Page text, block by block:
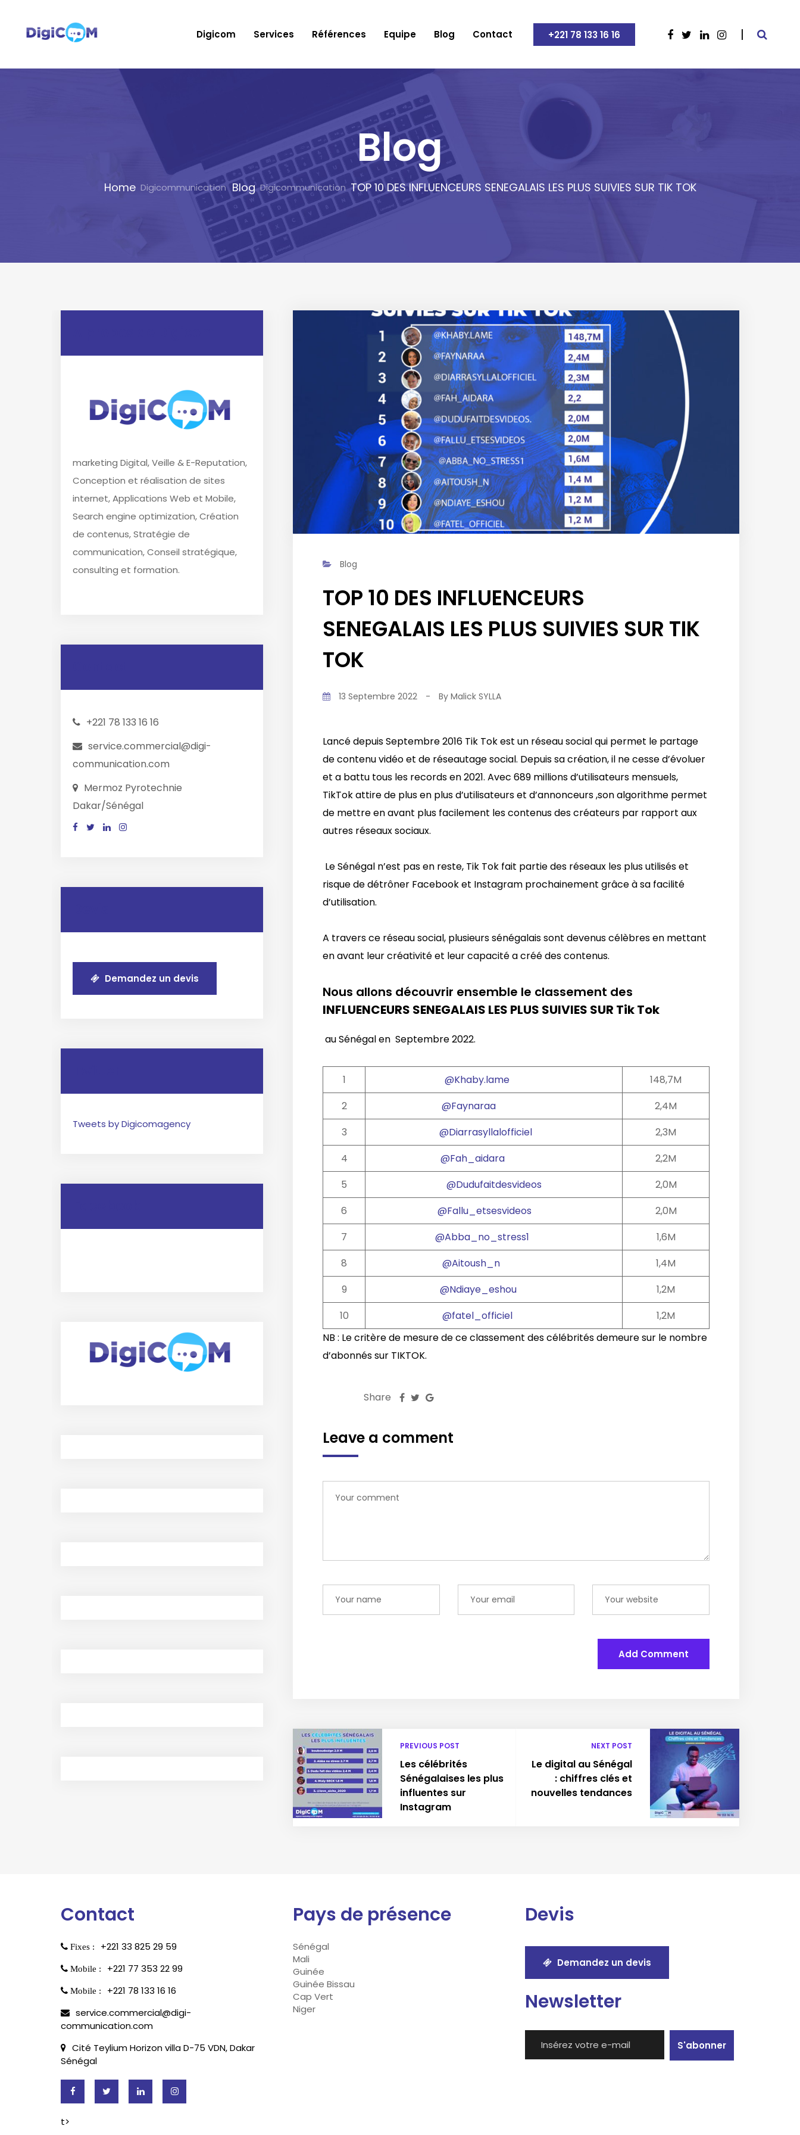
Digicom Services Références Equipe Blog Contact +221 78 133 16 16
Blog
Home Blog TOP 10 DES INFLUENCEURS SENEGALAIS LES PLUS SUIVIES SUR TIK TOK
marketing Digital, Veille & E-Reputation,
Conception et réalisation de sites
internet, Applications Web et Mobile,
Search engine optimization, Création
de contenus, Stratégie de
communication, Conseil stratégique,
consulting et formation.
+221 78 133 16 16
service.commercial@digi-
communication.com
Mermoz Pyrotechnie
Dakar/Sénégal
Demandez un devis
Tweets by Digicomagency
Blog
TOP 10 DES INFLUENCEURS
SENEGALAIS LES PLUS SUIVIES SUR TIK
TOK
13 Septembre 2022 - By Malick SYLLA
Lancé depuis Septembre 2016 Tik Tok est un réseau social qui permet le partage
de contenu vidéo et de réseautage social. Depuis sa création, il ne cesse d’évoluer
et a battu tous les records en 2021. Avec 689 millions d’utilisateurs mensuels,
TikTok attire de plus en plus d’utilisateurs et d’annonceurs ,son algorithme permet
de mettre en avant plus facilement les contenus des créateurs par rapport aux
autres réseaux sociaux.
Le Sénégal n’est pas en reste, Tik Tok fait partie des réseaux les plus utilisés et
risque de détrôner Facebook et Instagram prochainement grâce à sa facilité
d’utilisation.
A travers ce réseau social, plusieurs sénégalais sont devenus célèbres en mettant
en avant leur créativité et leur capacité a créé des contenus.
Nous allons découvrir ensemble le classement des
INFLUENCEURS SENEGALAIS LES PLUS SUIVIES SUR Tik Tok
au Sénégal en Septembre 2022.
1 @Khaby.lame
148,7M
2
@Faynaraa
2,4M
3
@Diarrasyllalofficiel
2,3M
4
@Fah_aidara
2,2M
5
@Dudufaitdesvideos
2,0M
6
@Fallu_etsesvideos
2,0M
7
@Abba_no_stress1
1,6M
8
@Aitoush_n
1,4M
9
@Ndiaye_eshou
1,2M
10
@fatel_officiel
1,2M
NB : Le critère de mesure de ce classement des célébrités demeure sur le nombre
d’abonnés sur TIKTOK.
Share
Leave a comment
Add Comment
PREVIOUS POST
Les célébrités
Sénégalaises les plus
influentes sur
Instagram
NEXT POST
Le digital au Sénégal
: chiffres clés et
nouvelles tendances
Contact
Fixes : +221 33 825 29 59
Mobile : +221 77 353 22 99
Mobile :
+221 78 133 16 16
service.commercial@digi-
communication.com
Cité Teylium Horizon villa D-75 VDN, Dakar
Sénégal
t>
Pays de présence
Sénégal
Mali
Guinée
Guinée Bissau
Cap Vert
Niger
Devis
Demandez un devis
Newsletter
S'abonner